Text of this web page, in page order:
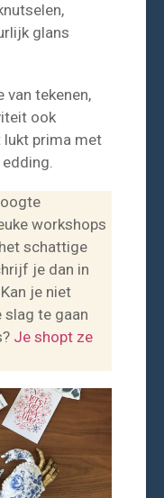
glans
van tekenen,
ook
lukt prima met
workshops
schattige
je dan in
Kan je niet
te gaan
Je shopt ze